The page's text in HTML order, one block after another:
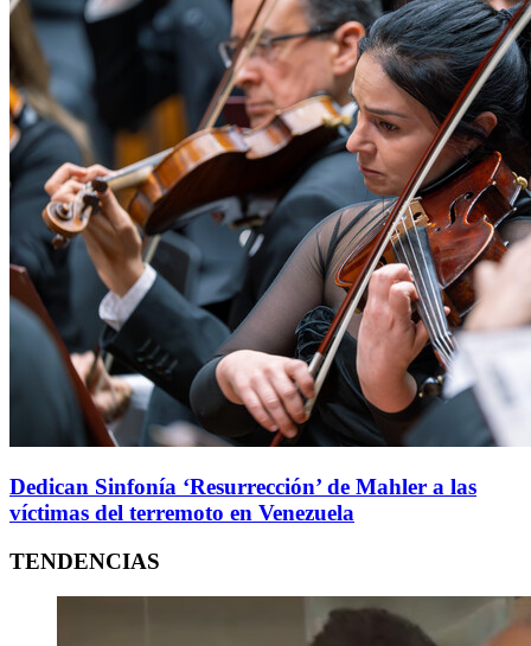
Dedican Sinfonía ‘Resurrección’ de Mahler a las
víctimas del terremoto en Venezuela
TENDENCIAS